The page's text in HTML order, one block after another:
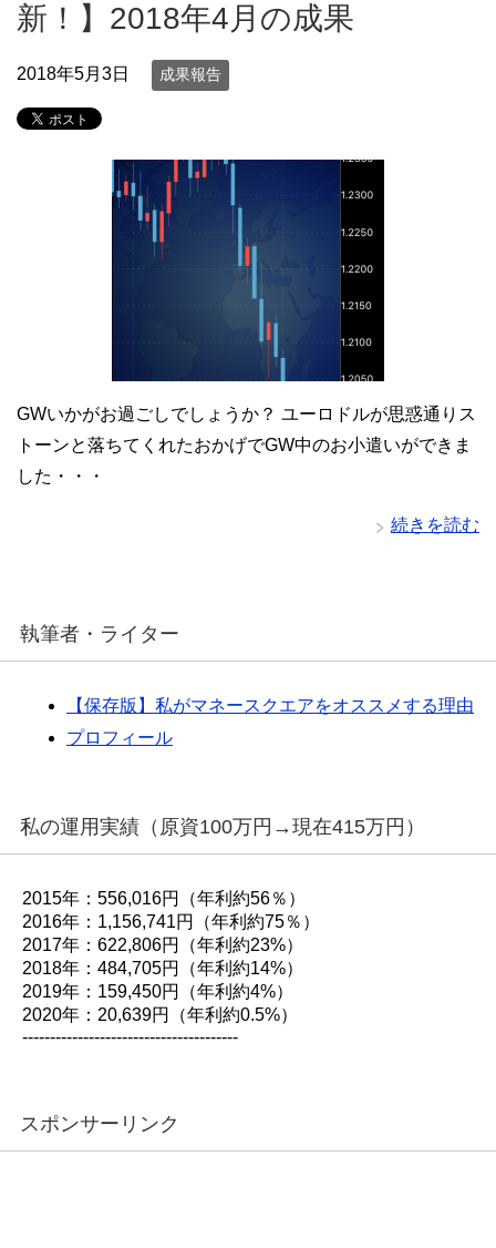
新！】2018年4月の成果
2018年5月3日 成果報告
GWいかがお過ごしでしょうか？ ユーロドルが思惑通りス
トーンと落ちてくれたおかげでGW中のお小遣いができま
した・・・
続きを読む
執筆者・ライター
【保存版】私がマネースクエアをオススメする理由
プロフィール
私の運用実績（原資100万円→現在415万円）
2015年：556,016円（年利約56％）
2016年：1,156,741円（年利約75％）
2017年：622,806円（年利約23%）
2018年：484,705円（年利約14%）
2019年：159,450円（年利約4%）
2020年：20,639円（年利約0.5%）
---------------------------------------
スポンサーリンク